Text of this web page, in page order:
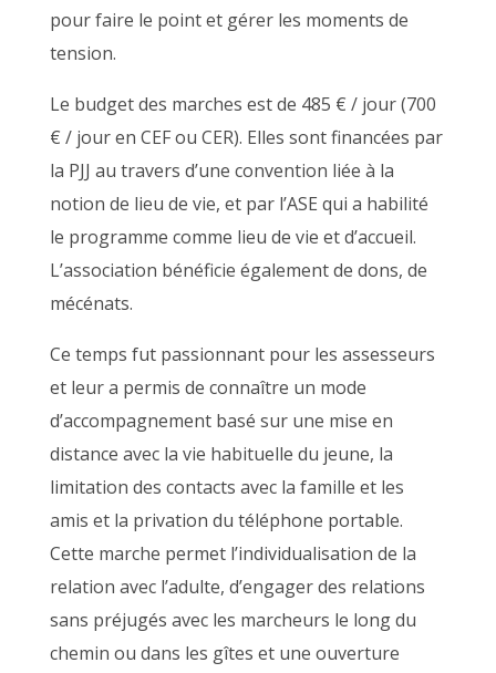
pour faire le point et gérer les moments de
tension.
Le budget des marches est de 485 € / jour (700
€ / jour en CEF ou CER). Elles sont financées par
la PJJ au travers d’une convention liée à la
notion de lieu de vie, et par l’ASE qui a habilité
le programme comme lieu de vie et d’accueil.
L’association bénéficie également de dons, de
mécénats.
Ce temps fut passionnant pour les assesseurs
et leur a permis de connaître un mode
d’accompagnement basé sur une mise en
distance avec la vie habituelle du jeune, la
limitation des contacts avec la famille et les
amis et la privation du téléphone portable.
Cette marche permet l’individualisation de la
relation avec l’adulte, d’engager des relations
sans préjugés avec les marcheurs le long du
chemin ou dans les gîtes et une ouverture